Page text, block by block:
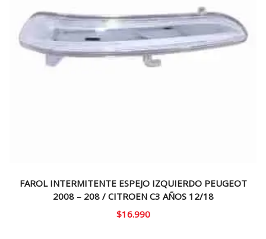
FAROL INTERMITENTE ESPEJO IZQUIERDO PEUGEOT
2008 – 208 / CITROEN C3 AÑOS 12/18
$16.990